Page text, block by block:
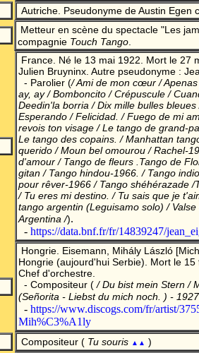
Autriche. Pseudonyme de Austin Egen
Metteur en scène du spectacle "Les
compagnie Touch Tango
France. Né le 13 mai 1922. Mort le 27
Julien Bruyninx. Autre pseudonyme :
- Parolier (/ Ami de mon cœur /
ay, ay / Bomboncito / Crépuscule /
Deedin'la borria / Dix mille bulles
Esperando / Felicidad. / Fuego de mi
revois ton visage / Le tango de grand-
Le tango des copains. / Manhattan
querido / Moun bel omourou / Rachel-
d'amour / Tango de fleurs .Tango de
gitan / Tango hindou-1966. / Tango
pour rêver-1966 / Tango shéhérazade /
/ Tu eres mi destino. / Tu sais que je
tango argentin (Leguisamo solo) /
Argentina /).
- https://data.bnf.fr/fr/14839247/
Hongrie. Eisemann, Mihály László
Hongrie (aujourd'hui Serbie). Mort le 15
Chef d'orchestre.
- Compositeur (/ Du bist mein Stern /
(Señorita - Liebst du mich noch. ) - 1927
- https://www.discogs.com/fr/artist/
Mih%C3%A1ly
Compositeur ( Tu souris ▲▲ )